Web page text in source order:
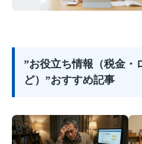
”お役立ち情報（税金・
ど）”おすすめ記事